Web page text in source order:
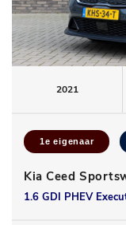
2021
1e eigenaar
Kia Ceed
1.6 GDI PHEV